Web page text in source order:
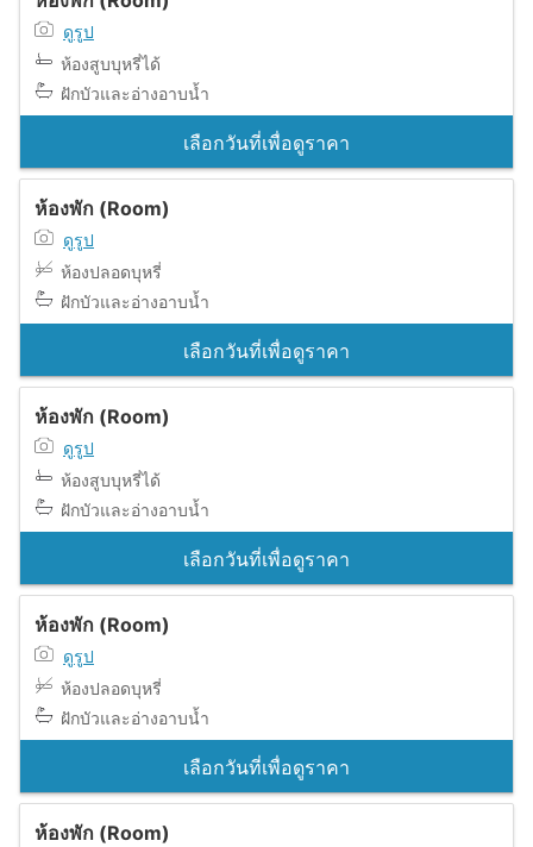
ดูรูป
ห้องสูบบุหรี่ได้
ฝักบัวและอ่างอาบน้ำ
เลือกวันที่เพื่อดูราคา
ห้องพัก (Room)
ดูรูป
ห้องปลอดบุหรี่
ฝักบัวและอ่างอาบน้ำ
เลือกวันที่เพื่อดูราคา
ห้องพัก (Room)
ดูรูป
ห้องสูบบุหรี่ได้
ฝักบัวและอ่างอาบน้ำ
เลือกวันที่เพื่อดูราคา
ห้องพัก (Room)
ดูรูป
ห้องปลอดบุหรี่
ฝักบัวและอ่างอาบน้ำ
เลือกวันที่เพื่อดูราคา
ห้องพัก (Room)